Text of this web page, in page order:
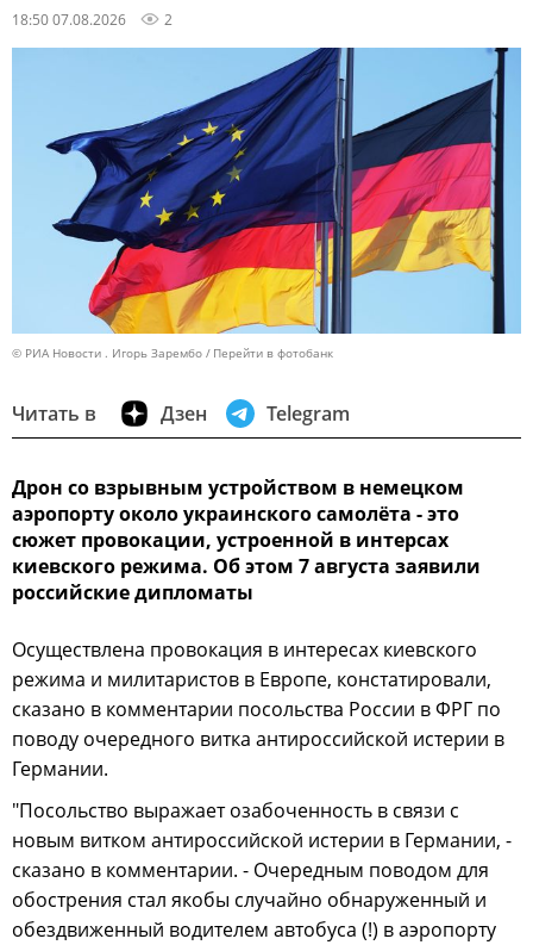
18:50 07.08.2026 2
© РИА Новости . Игорь Зарембо Перейти в фотобанк
Читать в Дзен Telegram
Дрон со взрывным устройством в немецком
аэропорту около украинского самолёта - это
сюжет провокации, устроенной в интерсах
киевского режима. Об этом 7 августа заявили
российские дипломаты
Осуществлена провокация в интересах киевского
режима и милитаристов в Европе, констатировали,
сказано в комментарии посольства России в ФРГ по
поводу очередного витка антироссийской истерии в
Германии.
"Посольство выражает озабоченность в связи с
новым витком антироссийской истерии в Германии, -
сказано в комментарии. - Очередным поводом для
обострения стал якобы случайно обнаруженный и
обездвиженный водителем автобуса (!) в аэропорту